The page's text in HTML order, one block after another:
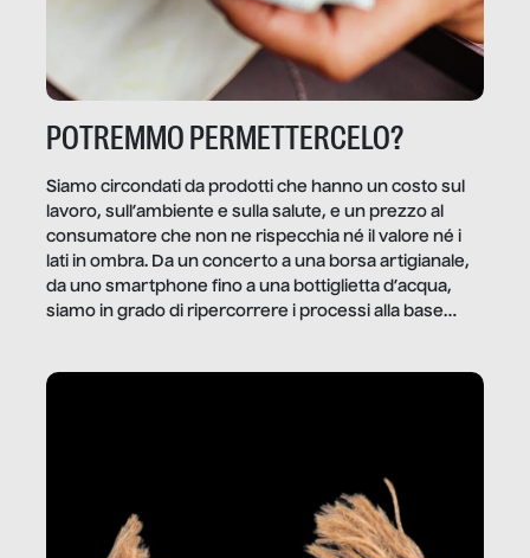
POTREMMO PERMETTERCELO?
Siamo circondati da prodotti che hanno un costo sul
lavoro, sull’ambiente e sulla salute, e un prezzo al
consumatore che non ne rispecchia né il valore né i
lati in ombra. Da un concerto a una borsa artigianale,
da uno smartphone fino a una bottiglietta d’acqua,
siamo in grado di ripercorrere i processi alla base
dietro gli oggetti e i servizi che fanno la nostra vita